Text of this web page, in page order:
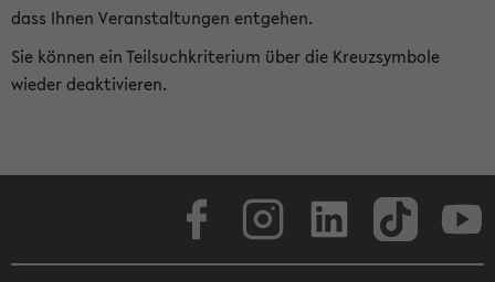
dass Ihnen Veranstaltungen entgehen.
Sie können ein Teilsuchkriterium über die Kreuzsymbole
wieder deaktivieren.